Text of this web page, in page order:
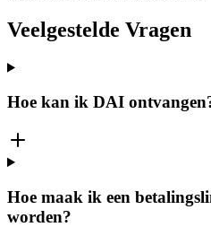
Veelgestelde Vragen
Hoe kan ik DAI
Hoe maak ik een
worden?